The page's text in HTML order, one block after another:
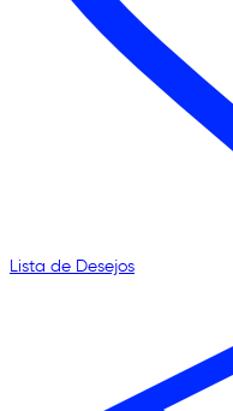
Lista de Desejos